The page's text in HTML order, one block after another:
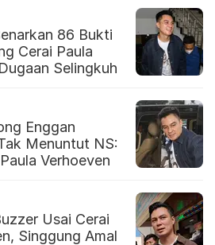
86 Bukti
Cerai Paula
Selingkuh
Enggan
Menuntut NS:
Verhoeven
Usai Cerai
Singgung Amal